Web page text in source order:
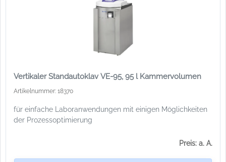
Vertikaler Standautoklav VE-95, 95 l Kammervolumen
Artikelnummer: 18370
für einfache Laboranwendungen mit einigen Möglichkeiten
der Prozessoptimierung
Preis: a. A.